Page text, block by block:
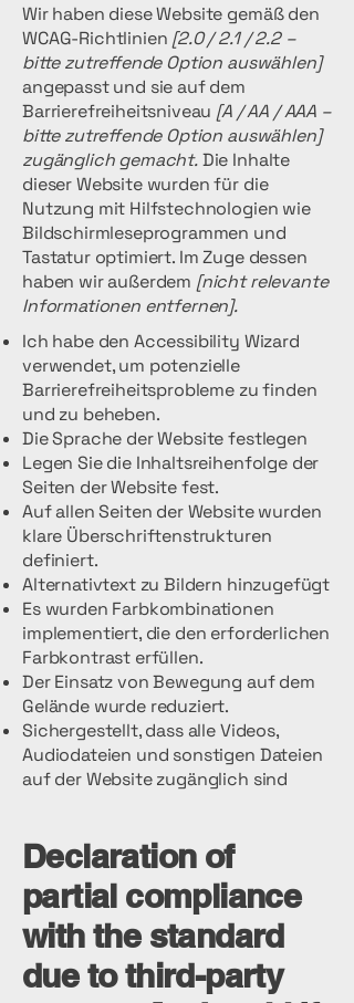
Wir haben diese Website gemäß den
WCAG-Richtlinien [2.0 / 2.1 / 2.2 –
bitte zutreffende Option auswählen]
angepasst und sie auf dem
Barrierefreiheitsniveau [A / AA / AAA –
bitte zutreffende Option auswählen]
zugänglich gemacht.Die Inhalte
dieser Website wurden für die
Nutzung mit Hilfstechnologien wie
Bildschirmleseprogrammen und
Tastatur optimiert. Im Zuge dessen
haben wir außerdem [nicht relevante
Informationen entfernen].
Ich habe den Accessibility Wizard
verwendet, um potenzielle
Barrierefreiheitsprobleme zu finden
und zu beheben.
Die Sprache der Website festlegen
Legen Sie die Inhaltsreihenfolge der
Seiten der Website fest.
Auf allen Seiten der Website wurden
klare Überschriftenstrukturen
definiert.
Alternativtext zu Bildern hinzugefügt
Es wurden Farbkombinationen
implementiert, die den erforderlichen
Farbkontrast erfüllen.
Der Einsatz von Bewegung auf dem
Gelände wurde reduziert.
Sichergestellt, dass alle Videos,
Audiodateien und sonstigen Dateien
auf der Website zugänglich sind
Declaration of
partial compliance
with the standard
due to third-party